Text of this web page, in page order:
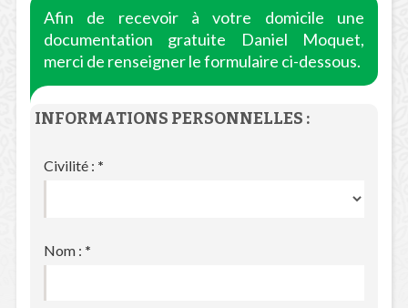
Afin de recevoir à votre domicile une
documentation gratuite Daniel Moquet,
merci de renseigner le formulaire ci-dessous.
INFORMATIONS PERSONNELLES :
Civilité : *
Nom : *